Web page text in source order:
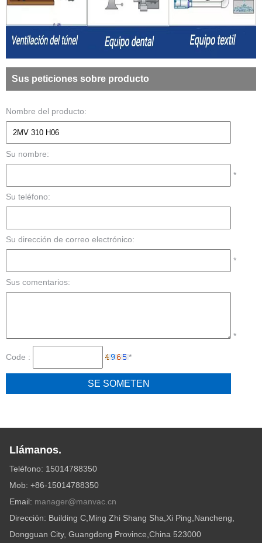
Sus peticiones sobre producto
Nombre del producto:
Su nombre:
*
Su teléfono:
Su dirección de correo electrónico:
*
Sus comentarios:
*
Code : *
Llámanos.
Teléfono: 15014788350
Mob: +86-15014788350
Email: manager@manvac.cn
Dirección: Building C,Ming Zhi Shang Sha,Xi Ping,Nancheng,
Dongguan City, Guangdong Province,China 523000